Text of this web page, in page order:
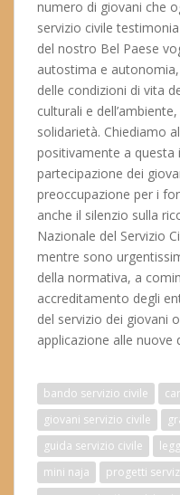
numero di giovani che
servizio civile
del nostro Bel Paese
autostima e
delle condizioni di vita
culturali e
solidarietà. Chiediamo
positivamente a questa
partecipazione dei
preoccupazione per i
anche il silenzio sulla
Nazionale del Servizio
mentre sono
della normativa, a
accreditamento degli
del servizio dei giovani
applicazione alle nuove
bando servizio civile
giovani servizio civile
guida servizio civile
mini naja
progetti